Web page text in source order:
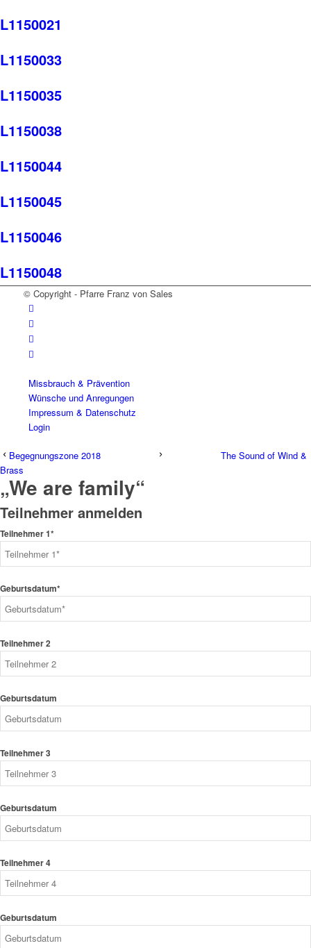
L1150021
L1150033
L1150035
L1150038
L1150044
L1150045
L1150046
L1150048
© Copyright - Pfarre Franz von Sales
Missbrauch & Prävention
Wünsche und Anregungen
Impressum & Datenschutz
Login
Begegnungszone 2018
The Sound of Wind &
Brass
„We are family“
Teilnehmer anmelden
Teilnehmer 1*
Geburtsdatum*
Teilnehmer 2
Geburtsdatum
Teilnehmer 3
Geburtsdatum
Teilnehmer 4
Geburtsdatum